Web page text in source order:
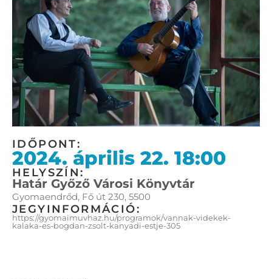
IDŐPONT:
2024. április 22. 18:00
HELYSZÍN:
Határ Győző Városi Könyvtár
Gyomaendrőd, Fő út 230, 5500
JEGYINFORMÁCIÓ:
https://gyomaimuvhaz.hu/programok/vannak-videkek-
kalaka-es-bogdan-zsolt-kanyadi-estje-305